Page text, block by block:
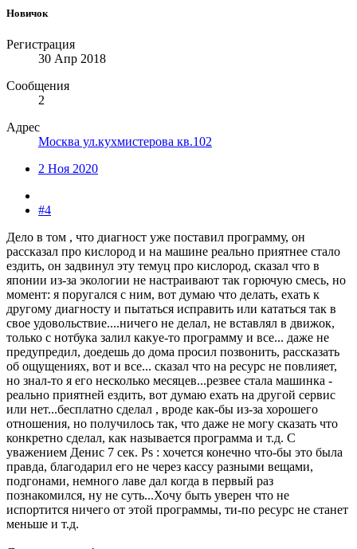
Новичок
Регистрация
30 Апр 2018
Сообщения
2
Адрес
Москва ул.кухмистерова кв.102
2 Ноя 2020
#4
Дело в том , что диагност уже поставил программу, он
рассказал про кислород и на машине реально приятнее стало
ездить, он задвинул эту темуц про кислород, сказал что в
японии из-за экологии не настраивают так горючую смесь, но
момент: я поругался с ним, вот думаю что делать, ехать к
другому диагносту и пытаться исправить или кататься так в
свое удовольствие....ничего не делал, не вставлял в движок,
только с нотбука залил какуе-то программу и все... даже не
предупредил, доедешь до дома просил позвонить, рассказать
об ощущениях, вот и все... сказал что на ресурс не повлияет,
но знал-то я его несколько месяцев...резвее стала машинка -
реально приятней ездить, вот думаю ехать на другой сервис
или нет...бесплатно сделал , вроде как-бы из-за хорошего
отношения, но получилось так, что даже не могу сказать что
конкретно сделал, как называется программа и т.д. С
уважением Денис 7 сек. Ps : хочется конечно что-бы это была
правда, благодарил его не через кассу разными вещами,
подгонами, немного лаве дал когда в первый раз
познакомился, ну не суть...Хочу быть уверен что не
испортится ничего от этой программы, ти-по ресурс не станет
меньше и т.д.